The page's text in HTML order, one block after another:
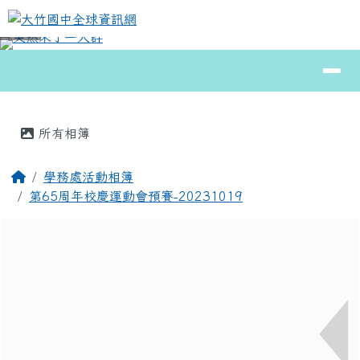
跳至主內容區
大竹國中全球資訊網
⏸
所有相簿
回首頁學務處活動相簿
第65周年校慶運動會預賽-20231019